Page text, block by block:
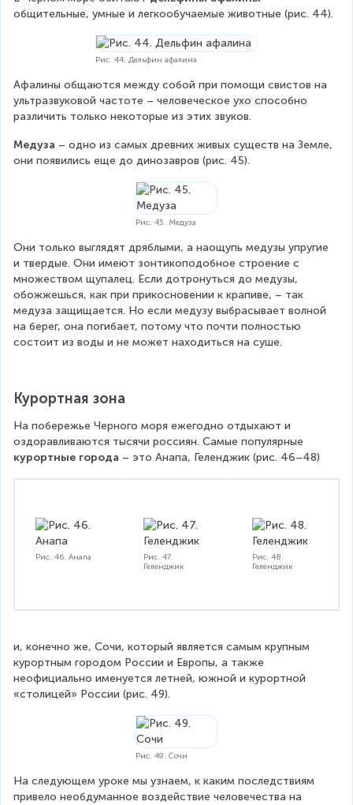
общительные, умные и легкообучаемые животные (рис. 44).
Рис. 44. Дельфин афалина
Афалины общаются между собой при помощи свистов на
ультразвуковой частоте – человеческое ухо способно
различить только некоторые из этих звуков.
Медуза – одно из самых древних живых существ на Земле,
они появились еще до динозавров (рис. 45).
Рис. 45. Медуза
Они только выглядят дряблыми, а наощупь медузы упругие
и твердые. Они имеют зонтикоподобное строение с
множеством щупалец. Если дотронуться до медузы,
обожжешься, как при прикосновении к крапиве, – так
медуза защищается. Но если медузу выбрасывает волной
на берег, она погибает, потому что почти полностью
состоит из воды и не может находиться на суше.
Курортная зона
На побережье Черного моря ежегодно отдыхают и
оздоравливаются тысячи россиян. Самые популярные
курортные города – это Анапа, Геленджик (рис. 46–48)
Рис. 46. Анапа
Рис. 47.
Геленджик
Рис. 48.
Геленджик
и, конечно же, Сочи, который является самым крупным
курортным городом России и Европы, а также
неофициально именуется летней, южной и курортной
«столицей» России (рис. 49).
Рис. 49. Сочи
На следующем уроке мы узнаем, к каким последствиям
привело необдуманное воздействие человечества на